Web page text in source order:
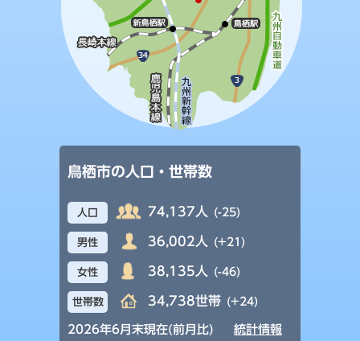
鳥栖市の人口・世帯数
人口 74,137人 (-25)
男性 36,002人 (+21)
女性 38,135人 (-46)
世帯数 34,738世帯 (+24)
2026年6月末現在(前月比) 統計情報